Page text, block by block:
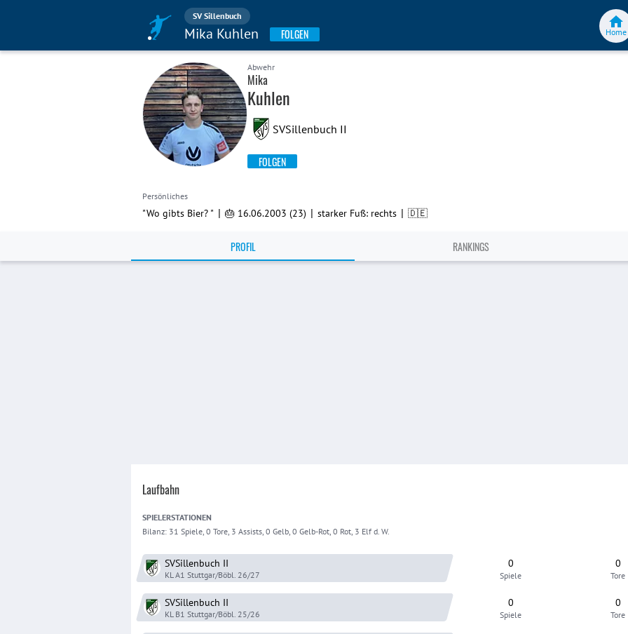
SV Sillenbuch
Mika Kuhlen FOLGEN Home
Abwehr
Mika
Kuhlen
SVSillenbuch II
FOLGEN
Persönliches
"Wo gibts Bier? " | 🎂 16.06.2003 (23) | starker Fuß: rechts | 🇩🇪
PROFIL RANKINGS
Laufbahn
SPIELERSTATIONEN
Bilanz: 31 Spiele, 0 Tore, 3 Assists, 0 Gelb, 0 Gelb-Rot, 0 Rot, 3 Elf d. W.
SVSillenbuch II
KL A1 Stuttgar/Böbl. 26/27
0
Spiele
0
Tore
SVSillenbuch II
KL B1 Stuttgar/Böbl. 25/26
0
Spiele
0
Tore